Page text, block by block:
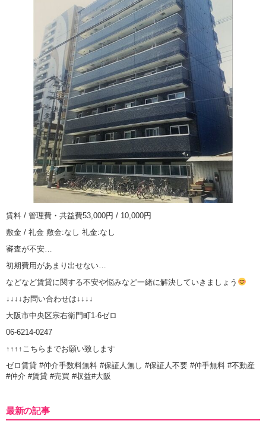
賃料 / 管理費・共益費53,000円 / 10,000円
敷金 / 礼金 敷金:なし 礼金:なし
審査が不安…
初期費用があまり出せない…
などなど賃貸に関する不安や悩みなど一緒に解決していきましょう
↓↓↓↓お問い合わせは↓↓↓↓
大阪市中央区宗右衛門町1-6ゼロ
06-6214-0247
↑↑↑↑こちらまでお願い致します
ゼロ賃貸 #仲介手数料無料 #保証人無し #保証人不要 #仲手無料 #不動産
#仲介 #賃貸 #売買 #収益#大阪
最新の記事